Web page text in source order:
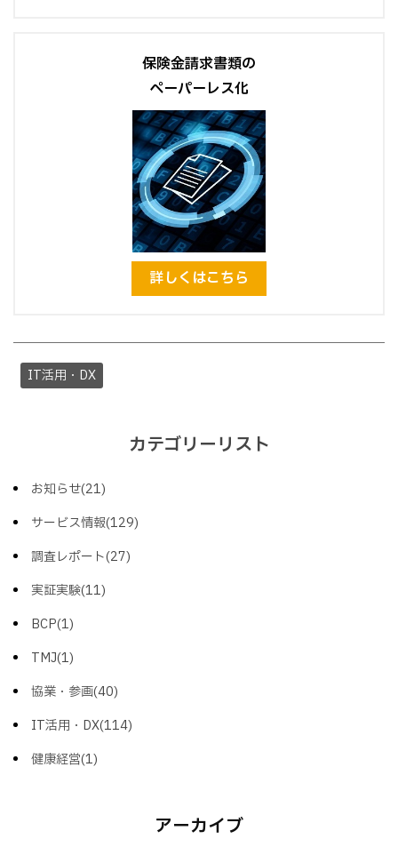
保険金請求書類の
ペーパーレス化
詳しくはこちら
IT活用・DX
カテゴリーリスト
お知らせ(21)
サービス情報(129)
調査レポート(27)
実証実験(11)
BCP(1)
TMJ(1)
協業・参画(40)
IT活用・DX(114)
健康経営(1)
アーカイブ